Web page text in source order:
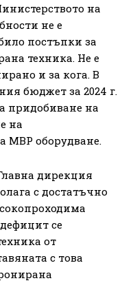
на
не е
постъпки за
техника. Не е
и за кога. В
бюджет за 2024 г.
придобиване на
на
МВР оборудване.
дирекция
с достатъчно
се
от
с това